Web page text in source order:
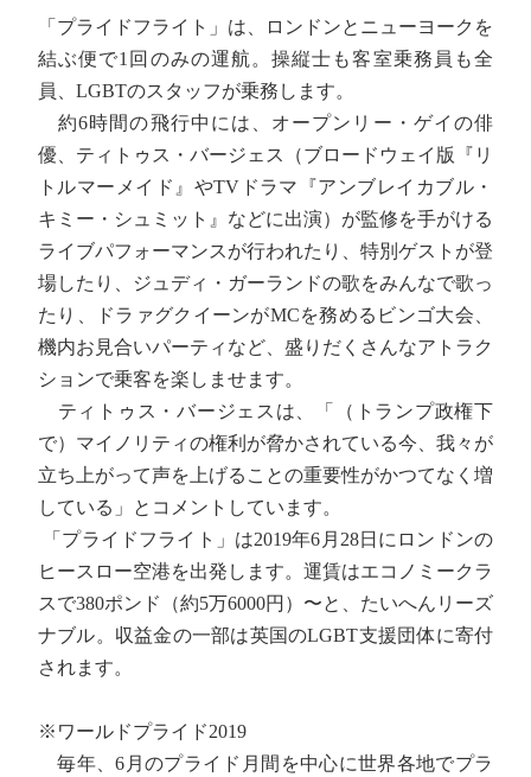
「プライドフライト」は、ロンドンとニューヨークを
結ぶ便で1回のみの運航。操縦士も客室乗務員も全
員、LGBTのスタッフが乗務します。
約6時間の飛行中には、オープンリー・ゲイの俳
優、ティトゥス・バージェス（ブロードウェイ版『リ
トルマーメイド』やTVドラマ『アンブレイカブル・
キミー・シュミット』などに出演）が監修を手がける
ライブパフォーマンスが行われたり、特別ゲストが登
場したり、ジュディ・ガーランドの歌をみんなで歌っ
たり、ドラァグクイーンがMCを務めるビンゴ大会、
機内お見合いパーティなど、盛りだくさんなアトラク
ションで乗客を楽しませます。
ティトゥス・バージェスは、「（トランプ政権下
で）マイノリティの権利が脅かされている今、我々が
立ち上がって声を上げることの重要性がかつてなく増
している」とコメントしています。
「プライドフライト」は2019年6月28日にロンドンの
ヒースロー空港を出発します。運賃はエコノミークラ
スで380ポンド（約5万6000円）〜と、たいへんリーズ
ナブル。収益金の一部は英国のLGBT支援団体に寄付
されます。
※ワールドプライド2019
毎年、6月のプライド月間を中心に世界各地でプラ